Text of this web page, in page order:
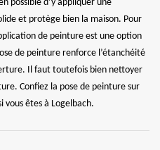
possible d’y appliquer une
et protège bien la maison. Pour
de peinture est une option
de peinture renforce l’étanchéité
Il faut toutefois bien nettoyer
Confiez la pose de peinture sur
êtes à Logelbach.